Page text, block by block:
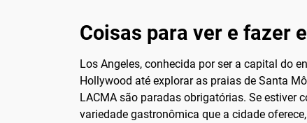
Coisas para ver e fazer
Los Angeles, conhecida por ser a capital do
Hollywood até explorar as praias de Santa
LACMA são paradas obrigatórias. Se estiver
variedade gastronômica que a cidade